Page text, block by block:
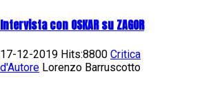
Intervista con OSKAR su ZAGOR
17-12-2019 Hits:8800 Critica
d'Autore Lorenzo Barruscotto